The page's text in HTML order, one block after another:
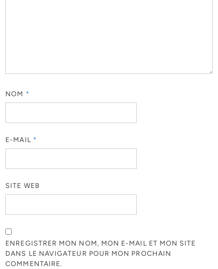
NOM *
E-MAIL *
SITE WEB
ENREGISTRER MON NOM, MON E-MAIL ET MON SITE
DANS LE NAVIGATEUR POUR MON PROCHAIN
COMMENTAIRE.